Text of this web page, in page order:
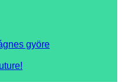
györe